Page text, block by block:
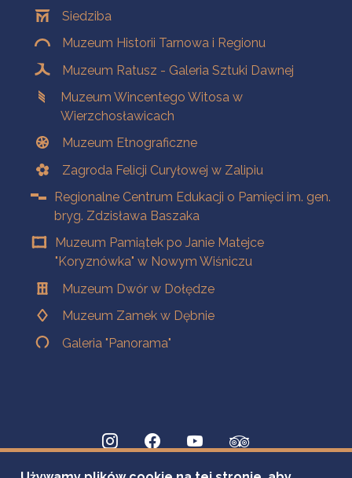
Siedziba
Muzeum Historii Tarnowa i Regionu
Muzeum Ratusz - Galeria Sztuki Dawnej
Muzeum Wincentego Witosa w
Wierzchosławicach
Muzeum Etnograficzne
Zagroda Felicji Curyłowej w Zalipiu
Regionalne Centrum Edukacji o Pamięci im. gen.
bryg. Zdzisława Baszaka
Muzeum Pamiątek po Janie Matejce
"Koryznówka" w Nowym Wiśniczu
Muzeum Dwór w Dołędze
Muzeum Zamek w Dębnie
Galeria "Panorama"